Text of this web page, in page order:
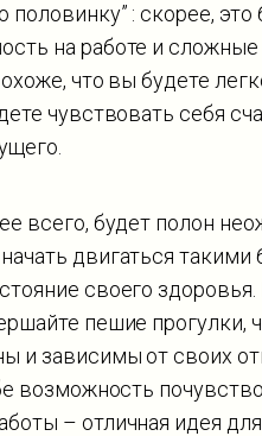
половинку” : скорее,
на работе и
что вы будете
чувствовать себя
всего, будет полон
двигаться
своего
пешие прогулки,
и зависимы от своих
возможность
– отличная идея